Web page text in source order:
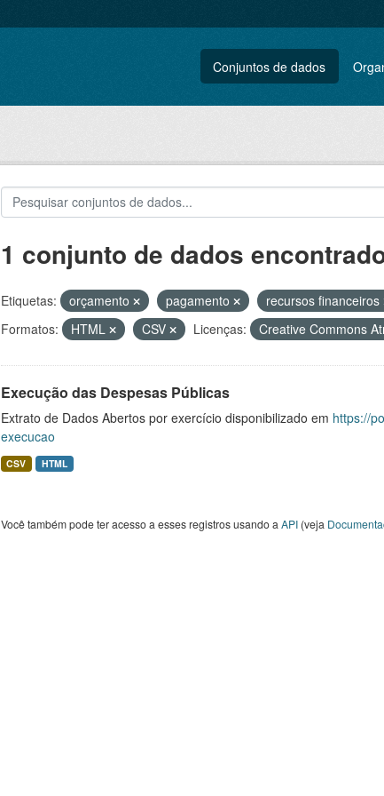
Conjuntos de dados
1 conjunto de dados
Etiquetas: orçamento pagamento
recursos financeiros
Formatos:
HTML CSV Licenças: Creative Commons
Execução das Despesas Públicas
Extrato de Dados Abertos por exercício disponibilizado em https://
execucao
CSV HTML
Você também pode ter acesso a esses registros usando a API(veja